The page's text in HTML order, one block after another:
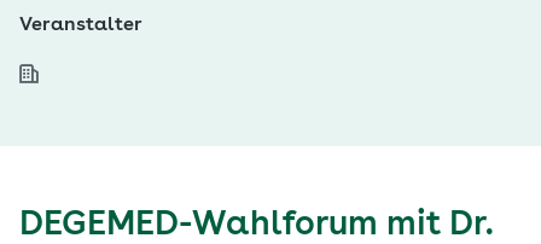
Veranstalter
DEGEMED-Wahlforum mit Dr.